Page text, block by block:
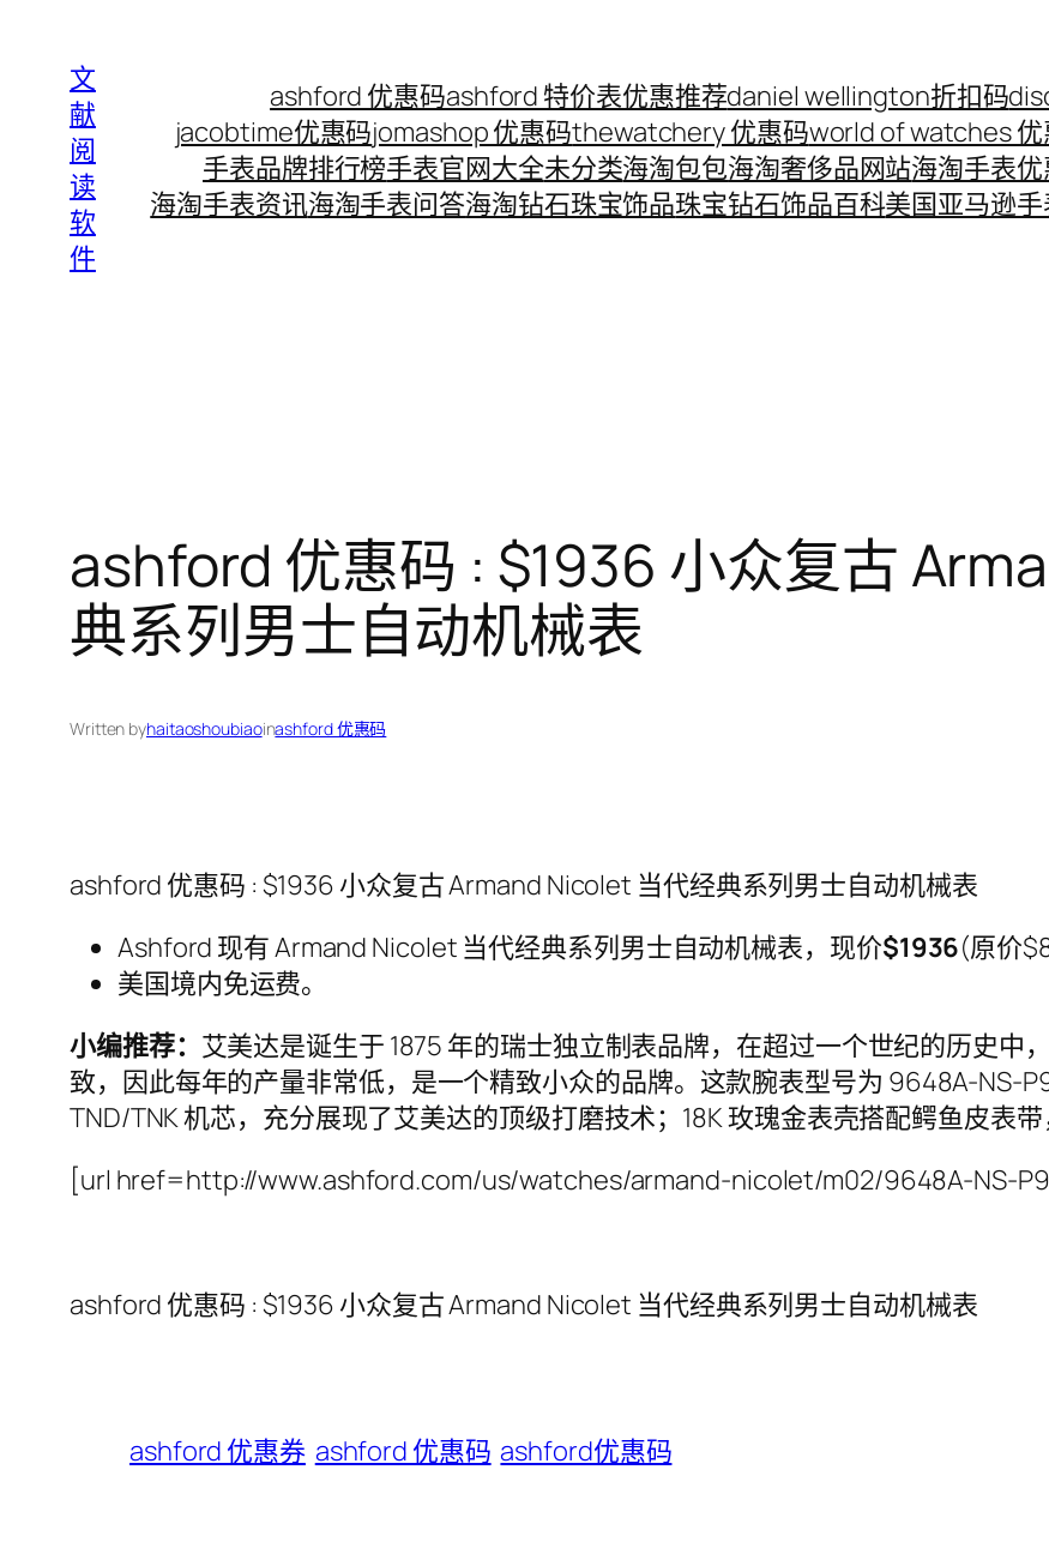
content
文
献
阅
读
软
件
ashford 优惠码ashford 特价表优惠推荐daniel wellington折扣码
jacobtime优惠码jomashop 优惠码thewatchery 优惠码world of watches 优
手表品牌排行榜手表官网大全未分类海淘包包海淘奢侈品网站海淘手表优
海淘手表资讯海淘手表问答海淘钻石珠宝饰品珠宝钻石饰品百科美国亚马逊
ashford 优惠码 : $1936 小众复古
典系列男士自动机械表
Written byhaitaoshoubiaoinashford 优惠码
ashford 优惠码 : $1936 小众复古 Armand Nicolet 当代经典系列男士自动机械表
Ashford 现有 Armand Nicolet 当代经典系列男士自动机械表，现价$1936(原价
美国境内免运费。
小编推荐： 艾美达是诞生于 1875 年的瑞士独立制表品牌，在超过一个世纪的历史中
致，因此每年的产量非常低，是一个精致小众的品牌。这款腕表型号为 9648A-NS-
TND/TNK 机芯，充分展现了艾美达的顶级打磨技术；18K 玫瑰金表壳搭配鳄鱼皮表
[url href=http://www.ashford.com/us/watches/armand-nicolet/m02/9648A-NS-
ashford 优惠码 : $1936 小众复古 Armand Nicolet 当代经典系列男士自动机械表
ashford 优惠券 ashford 优惠码 ashford优惠码